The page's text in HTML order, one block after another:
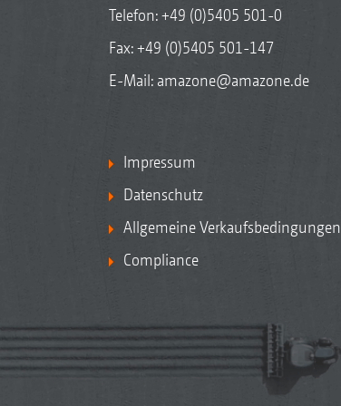
Telefon:+49 (0)5405 501-0
Fax: +49 (0)5405 501-147
E-Mail: amazone@amazone.de
Impressum
Datenschutz
Allgemeine Verkaufsbedingungen
Compliance